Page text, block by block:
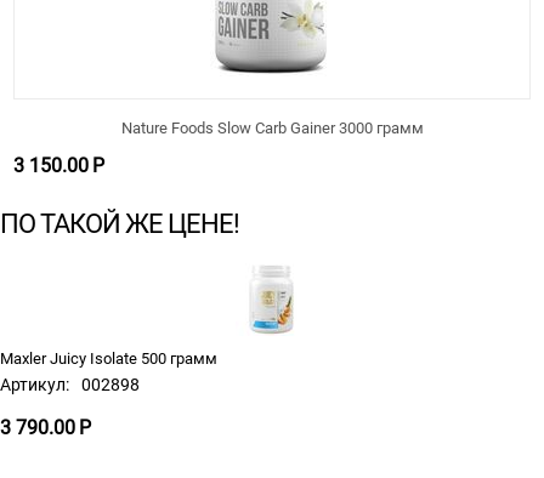
Nature Foods Slow Carb Gainer 3000 грамм
3 150.00 Р
ПО ТАКОЙ ЖЕ ЦЕНЕ!
Maxler Juicy Isolate 500 грамм
Артикул: 002898
3 790.00 Р